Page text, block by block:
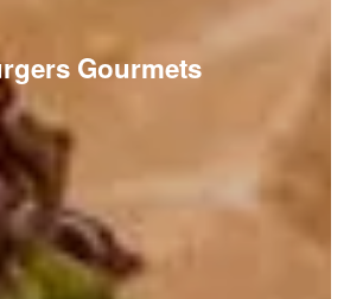
Gourmets